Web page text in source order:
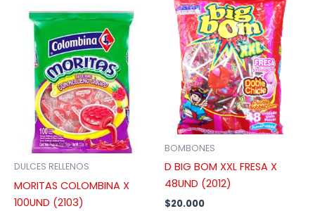
DULCES RELLENOS
MORITAS COLOMBINA X
100UND (2103)
BOMBONES
D BIG BOM XXL FRESA X
48UND (2012)
$20.000